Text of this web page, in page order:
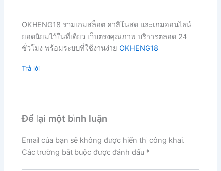
OKHENG18 รวมเกมสล็อต คาสิโนสด และเกมออนไลน์
ยอดนิยมไว้ในที่เดียว เว็บตรงคุณภาพ บริการตลอด 24
ชั่วโมง พร้อมระบบที่ใช้งานง่ายOKHENG18
Trả lời
Để lại một bình luận
Email của bạn sẽ không được hiển thị công khai.
Các trường bắt buộc được đánh dấu *